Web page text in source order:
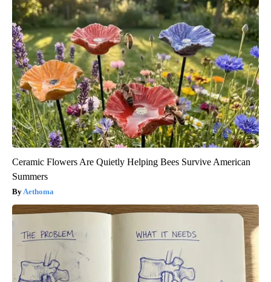
Ceramic Flowers Are Quietly Helping Bees Survive American
Summers
Aethoma